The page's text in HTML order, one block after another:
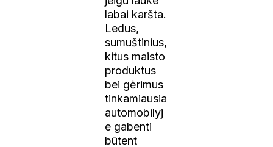
labai karšta.
Ledus,
sumuštinius,
kitus maisto
produktus
bei gėrimus
tinkamiausia
automobilyj
e gabenti
būtent